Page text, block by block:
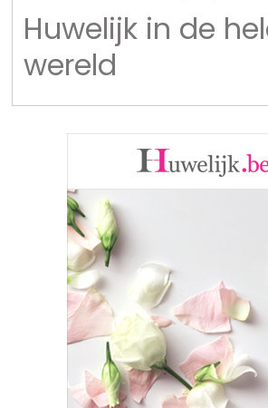
Huwelijk in de
wereld